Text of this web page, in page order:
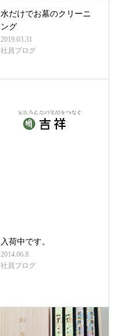
水だけでお墓のクリーニ
ング
2019.03.31
社員ブログ
入荷中です。
2014.06.8
社員ブログ